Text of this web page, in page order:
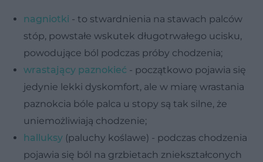
nagniotki - to stwardnienia na stawach palców
stóp, powstałe wskutek długotrwałego ucisku,
powodujące ból podczas próby chodzenia;
wrastający paznokieć - początkowo pojawia się
jedynie lekki dyskomfort, ale w miarę wrastania
paznokcia bóle palca u stopy są tak silne, że
uniemożliwiają chodzenie;
halluksy (paluchy koślawe) - podczas chodzenia
pojawia się ból na grzbietach zniekształconych